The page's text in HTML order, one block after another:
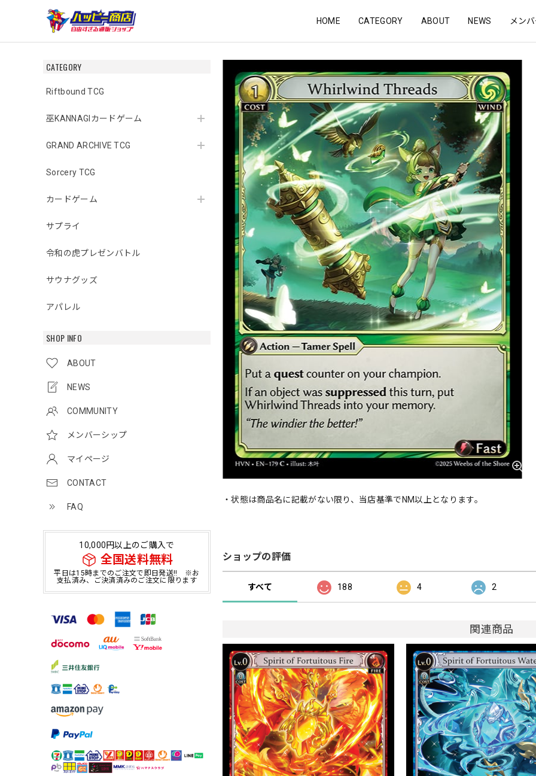
HOME CATEGORY ABOUT NEWS メン
CATEGORY
Riftbound TCG
巫KANNAGIカードゲーム
GRAND ARCHIVE TCG
Sorcery TCG
カードゲーム
サプライ
令和の虎プレゼンバトル
サウナグッズ
アパレル
SHOP INFO
ABOUT
NEWS
COMMUNITY
メンバーシップ
マイページ
CONTACT
FAQ
10,000円以上のご購入で
全国送料無料
平日は15時までのご注文で即日発送!! ※お
支払済み、ご決済済みのご注文に限ります
・状態は商品名に記載がない限り、当店基準でNM以上となります。
ショップの評価
すべて 188 4 2
関連商品